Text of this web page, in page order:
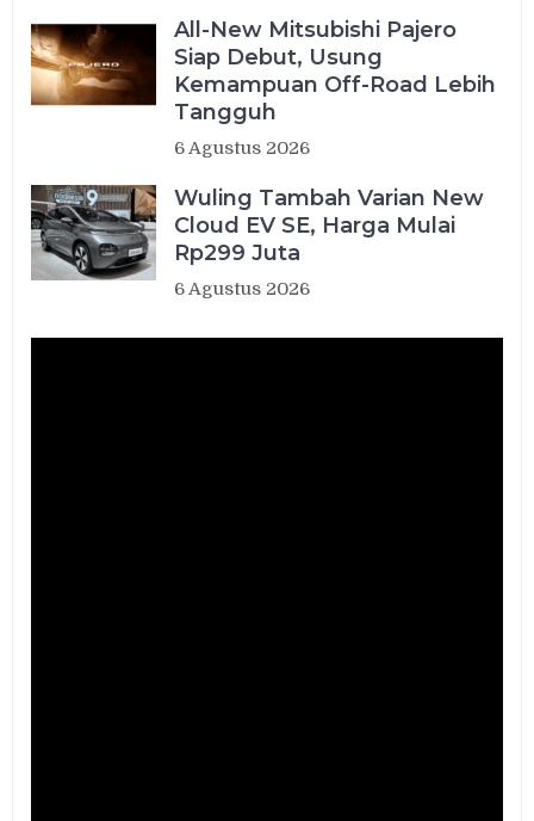
All-New Mitsubishi Pajero
Siap Debut, Usung
Kemampuan Off-Road Lebih
Tangguh
6 Agustus 2026
Wuling Tambah Varian New
Cloud EV SE, Harga Mulai
Rp299 Juta
6 Agustus 2026